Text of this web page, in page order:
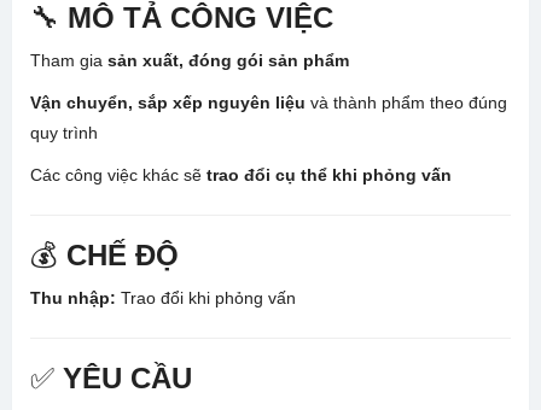
🔧 MÔ TẢ CÔNG VIỆC
Tham gia sản xuất, đóng gói sản phẩm
Vận chuyển, sắp xếp nguyên liệu và thành phẩm theo đúng
quy trình
Các công việc khác sẽ trao đổi cụ thể khi phỏng vấn
💰 CHẾ ĐỘ
Thu nhập: Trao đổi khi phỏng vấn
✅ YÊU CẦU